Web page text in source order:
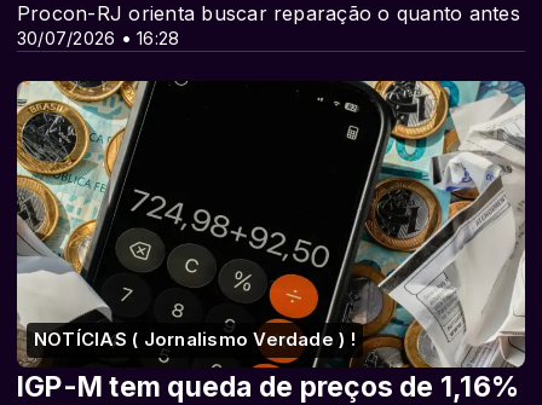
30/07/2026 • 16:28
Procon-RJ orienta buscar reparação o quanto antes
NOTÍCIAS ( Jornalismo Verdade ) !
IGP-M tem queda de preços de 1,16%